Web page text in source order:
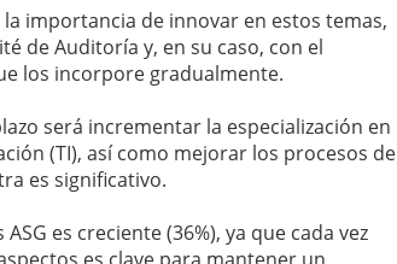
importancia de innovar en estos temas,
de Auditoría y, en su caso, con el
los incorpore gradualmente.
será incrementar la especialización en
(TI), así como mejorar los procesos de
es significativo.
es creciente (36%), ya que cada vez